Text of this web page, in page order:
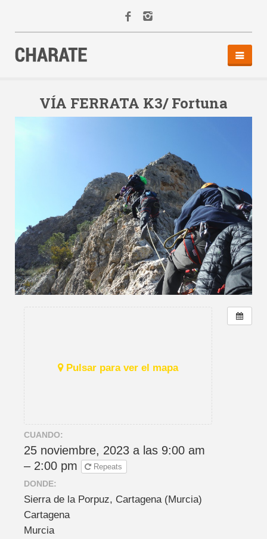
AGENDA
ACTIVIDADES
VÍA FERRATA K3/ Fortuna
Pulsar para ver el mapa
CUANDO:
25 noviembre, 2023 a las 9:00 am
– 2:00 pm
Repeats
DONDE:
Sierra de la Porpuz, Cartagena (Murcia)
Cartagena
Murcia